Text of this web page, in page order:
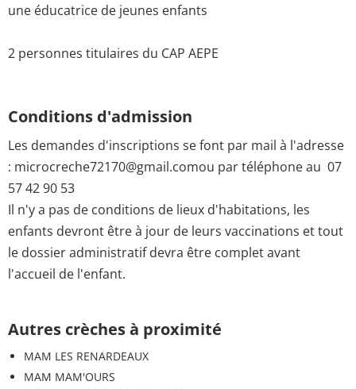
une éducatrice de jeunes enfants
2 personnes titulaires du CAP AEPE
Conditions d'admission
Les demandes d'inscriptions se font par mail à l'adresse
: microcreche72170@gmail.comou par téléphone au 07
57 42 90 53
Il n'y a pas de conditions de lieux d'habitations, les
enfants devront être à jour de leurs vaccinations et tout
le dossier administratif devra être complet avant
l'accueil de l'enfant.
Autres crèches à proximité
MAM LES RENARDEAUX
MAM MAM'OURS